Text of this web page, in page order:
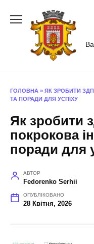
ГОЛОВНА » ЯК ЗРОБИТИ ЗДП
ТА ПОРАДИ ДЛЯ УСПІХУ
Як зробити
покрокова
поради для
АВТОР
Fedorenko Serhii
ОПУБЛІКОВАНО
28 Квітня, 2026